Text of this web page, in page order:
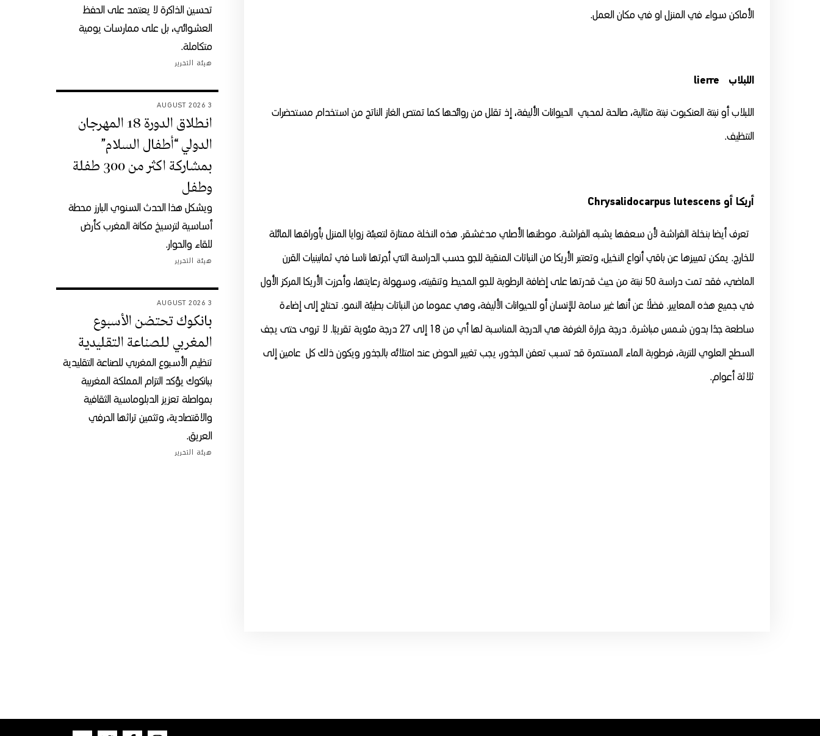
الأماكن سواء في المنزل او في مكان العمل.
اللبلاب lierre
اللبلاب أو نبتة العنكبوت نبتة مثالية، صالحة لمحبي الحيوانات الأليفة، إذ تقلل من روائحها كما تمتص الغاز الناتج من استخدام مستحضرات
التنظيف.
أريكا أو Chrysalidocarpus lutescens
تعرف أيضا بنخلة الفراشة لأن سعفها يشبه الفراشة. موطنها الأصلي مدغشقر. هذه النخلة ممتازة لتعبئة زوايا المنزل بأوراقها المائلة
للخارج. يمكن تمييزها عن باقي أنواع النخيل، وتعتبر الأريكا من النباتات المنقية للجو حسب الدراسة التي أجرتها ناسا في ثمانينيات القرن
الماضي، فقد تمت دراسة 50 نبتة من حيث قدرتها على إضافة الرطوبة للجو المحيط وتنقيته، وسهولة رعايتها، وأحرزت الأريكا المركز الأول
في جميع هذه المعايير. فضلًا عن أنها غير سامة للإنسان أو للحيوانات الأليفة، وهي عموما من النباتات بطيئة النمو. تحتاج إلى إضاءة
ساطعة جدًا بدون شمس مباشرة. درجة حرارة الغرفة هي الدرجة المناسبة لها أي من 18 إلى 27 درجة مئوية تقريبًا. لا تروى حتى يجف
السطح العلوي للتربة، فرطوبة الماء المستمرة قد تسبب تعفن الجذور، يجب تغيير الحوض عند امتلائه بالجذور ويكون ذلك كل عامين إلى
ثلاثة أعوام.
تحسين الذاكرة لا يعتمد على الحفظ
العشوائي، بل على ممارسات يومية
متكاملة.
هيئة التحرير
3 AUGUST 2026
انطلاق الدورة 18 المهرجان
الدولي “أطفال السلام”
بمشاركة اكثر من 300 طفلة
وطفل
ويشكل هذا الحدث السنوي البارز محطة
أساسية لترسيخ مكانة المغرب كأرض
للقاء والحوار.
هيئة التحرير
3 AUGUST 2026
بانكوك تحتضن الأسبوع
المغربي للصناعة التقليدية
تنظيم الأسبوع المغربي للصناعة التقليدية
ببانكوك يؤكد التزام المملكة المغربية
بمواصلة تعزيز الدبلوماسية الثقافية
والاقتصادية، وتثمين تراثها الحرفي
العريق.
هيئة التحرير